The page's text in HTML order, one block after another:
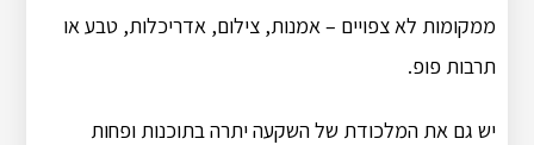
ממקומות לא צפויים – אמנות, צילום, אדריכלות, טבע או
תרבות פופ.
יש גם את המלכודת של השקעה יתרה בתוכנות ופחות